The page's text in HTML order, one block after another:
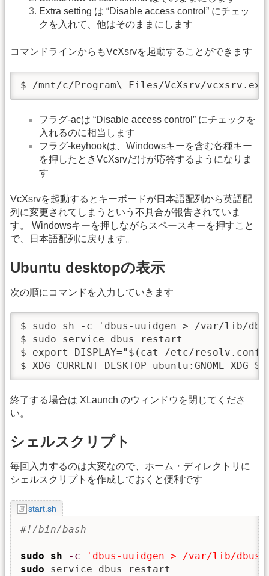
Extra setting は “Disable access control” にチェッ
クを入れて、他はそのままにします
コマンドラインからもVcXsrvを起動することができます
$ /mnt/c/Program\ Files/VcXsrv/
フラグ-acは “Disable access control” にチェックを
入れるのに相当します
フラグ-keyhookは、Windowsキーを含む各種キー
を押したときVcXsrvだけが応答するようになりま
す
VcXsrvを起動するとキーボードが日本語配列から英語配
列に変更されてしまうという不具合が報告されていま
す。 Windowsキーを押しながらスペースキーを押すこと
で、日本語配列に戻ります。
Ubuntu desktopの表示
次の順にコマンドを入力していきます
$ sudo sh -c 'dbus-uuidgen > /var/lib/
$ sudo service dbus restart
$ export DISPLAY="$(cat /etc/
$ XDG_CURRENT_DESKTOP=ubuntu:GNOME
終了する場合は XLaunch のウィンドウを閉じてくださ
い。
シェルスクリプト
毎回入力するのは大変なので、ホーム・ディレクトリに
シェルスクリプトを作成しておくと便利です
start.sh
#!/bin/bash
sudo sh -c
'dbus-uuidgen > /var/lib/dbus/
sudo